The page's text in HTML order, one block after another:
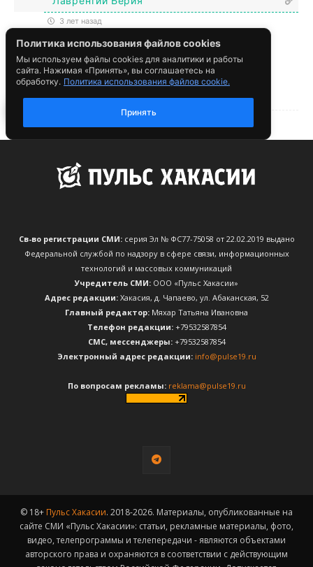
Св-во регистрации СМИ:серия Эл № ФС77-75058 от 22.02.2019 выдано
Федеральной службой по надзору в сфере связи, информационных
технологий и массовых коммуникаций
Учредитель СМИ: ООО «Пульс Хакасии»
Адрес редакции:Хакасия, д. Чапаево, ул. Абаканская, 52
Главный редактор: Мяхар Татьяна Ивановна
Телефон редакции:+79532587854
CМС, мессенджеры:+79532587854
Электронный адрес редакции: info@pulse19.ru
По вопросам рекламы: reklama@pulse19.ru
© 18+ Пульс Хакасии. 2018-2026. Материалы, опубликованные на
сайте СМИ «Пульс Хакасии»: статьи, рекламные материалы, фото,
видео, телепрограммы и телепередачи - являются объектами
авторского права и охраняются в соответствии с действующим